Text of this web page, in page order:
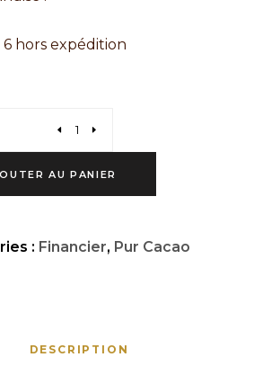
6 hors expédition
AU PANIER
: Financier, Pur Cacao
DESCRIPTION